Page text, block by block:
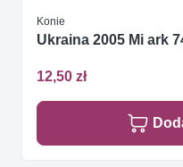
Konie
Ukraina 2005 Mi ark
12,50 zł